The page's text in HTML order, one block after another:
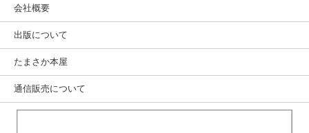
会社概要
出版について
たまさか本屋
通信販売について